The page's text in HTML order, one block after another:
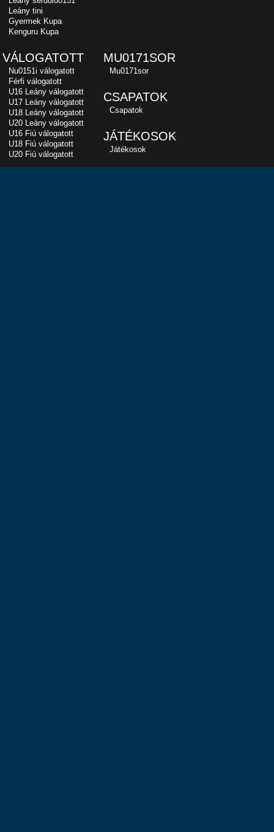
Leány tini
Gyermek Kupa
Kenguru Kupa
VÁLOGATOTT
Nu0151i válogatott
Férfi válogatott
U16 Leány válogatott
U17 Leány válogatott
U18 Leány válogatott
U20 Leány válogatott
U16 Fiú válogatott
U18 Fiú válogatott
U20 Fiú válogatott
MU0171SOR
Mu0171sor
CSAPATOK
Csapatok
JÁTÉKOSOK
Játékosok